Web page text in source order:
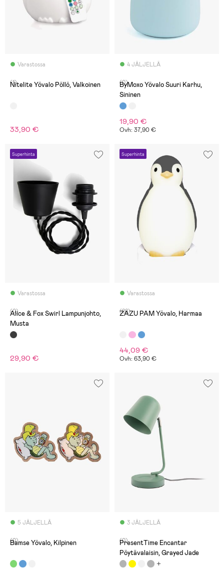
Varastossa
(1)
Nitelite Yövalo Pöllö, Valkoinen
33,90 €
4 JÄLJELLÄ
(0)
ByMoxo Yövalo Suuri Karhu,
Sininen
19,90 €
Ovh: 37,90 €
Superhinta
Varastossa
(0)
Alice & Fox Swirl Lampunjohto,
Musta
29,90 €
Superhinta
Varastossa
(28)
ZAZU PAM Yövalo, Harmaa
44,09 €
Ovh: 63,90 €
5 JÄLJELLÄ
(0)
Bamse Yövalo, Kilpinen
3 JÄLJELLÄ
(0)
PresentTime Encantar
Pöytävalaisin, Grayed Jade